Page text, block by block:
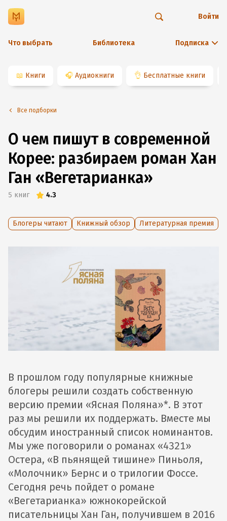
Что выбрать Библиотека Подписка
Войти
📖 Книги 🎧 Аудиокниги 👌 Бесплатные книги
Все подборки
О чем пишут в современной
Корее: разбираем роман Хан
Ган «Вегетарианка»
5 книг 4.3
Блогеры читают Книжный обзор Литературная премия
В прошлом году популярные книжные
блогеры решили создать собственную
версию премии «Ясная Поляна»*. В этот
раз мы решили их поддержать. Вместе мы
обсудим иностранный список номинантов.
Мы уже поговорили о романах «4321»
Остера, «В пьянящей тишине» Пиньоля,
«Молочник» Бернс и о трилогии Фоссе.
Сегодня речь пойдет о романе
«Вегетарианка» южнокорейской
писательницы Хан Ган, получившем в 2016